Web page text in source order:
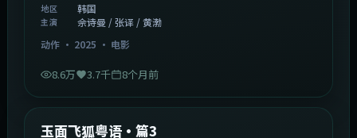
地区 韩国
主演
佘诗曼 / 张译 / 黄渤
动作· 2025 · 电影
8.6万 3.7千 8个月前
最新
玉面飞狐粤语·篇3